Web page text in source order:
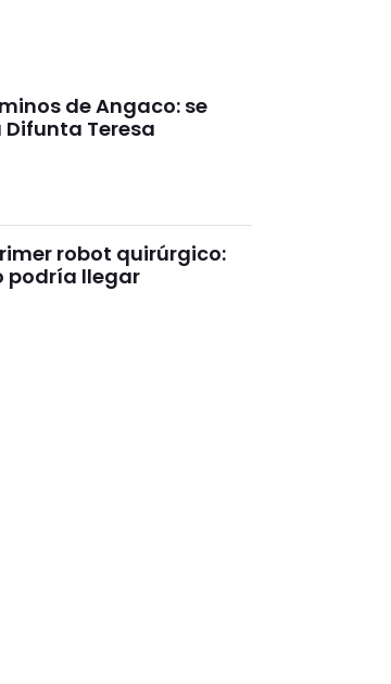
de Angaco: se
Teresa
robot quirúrgico:
podría llegar